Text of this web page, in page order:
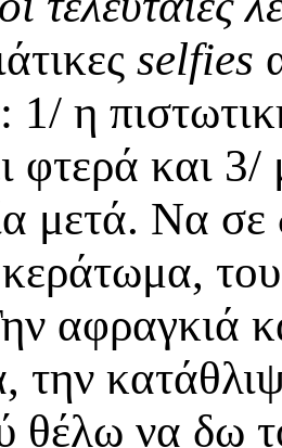
selfies
1/ η
φτερά και
μετά. Να σε
αφραγκιά
την
θέλω να δω